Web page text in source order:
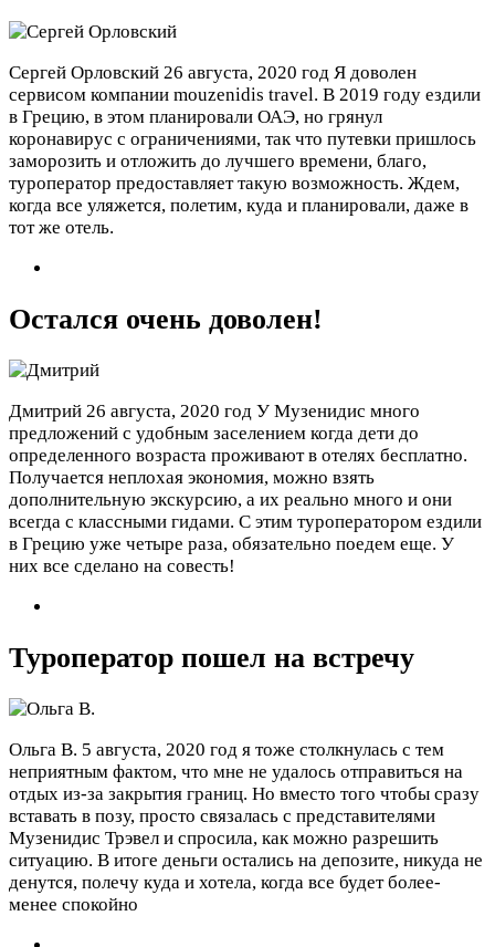
Сергей Орловский 26 августа, 2020 год Я доволен
сервисом компании mouzenidis travel. В 2019 году ездили
в Грецию, в этом планировали ОАЭ, но грянул
коронавирус с ограничениями, так что путевки пришлось
заморозить и отложить до лучшего времени, благо,
туроператор предоставляет такую возможность. Ждем,
когда все уляжется, полетим, куда и планировали, даже в
тот же отель.
Остался очень доволен!
Дмитрий 26 августа, 2020 год У Музенидис много
предложений с удобным заселением когда дети до
определенного возраста проживают в отелях бесплатно.
Получается неплохая экономия, можно взять
дополнительную экскурсию, а их реально много и они
всегда с классными гидами. С этим туроператором ездили
в Грецию уже четыре раза, обязательно поедем еще. У
них все сделано на совесть!
Туроператор пошел на встречу
Ольга В. 5 августа, 2020 год я тоже столкнулась с тем
неприятным фактом, что мне не удалось отправиться на
отдых из-за закрытия границ. Но вместо того чтобы сразу
вставать в позу, просто связалась с представителями
Музенидис Трэвел и спросила, как можно разрешить
ситуацию. В итоге деньги остались на депозите, никуда не
денутся, полечу куда и хотела, когда все будет более-
менее спокойно